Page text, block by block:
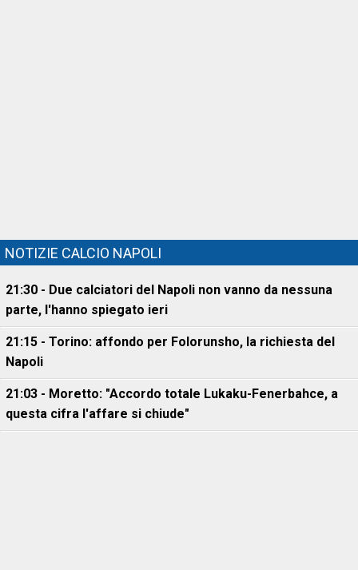
NOTIZIE CALCIO NAPOLI
21:30 - Due calciatori del Napoli non vanno da nessuna
parte, l'hanno spiegato ieri
21:15 - Torino: affondo per Folorunsho, la richiesta del
Napoli
21:03 - Moretto: "Accordo totale Lukaku-Fenerbahce, a
questa cifra l'affare si chiude"